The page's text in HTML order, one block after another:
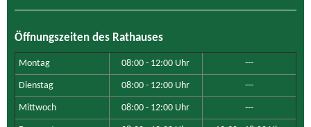
Öffnungszeiten des Rathauses
Montag 08:00 - 12:00 Uhr ---
Dienstag 08:00 - 12:00 Uhr ---
Mittwoch 08:00 - 12:00 Uhr ---